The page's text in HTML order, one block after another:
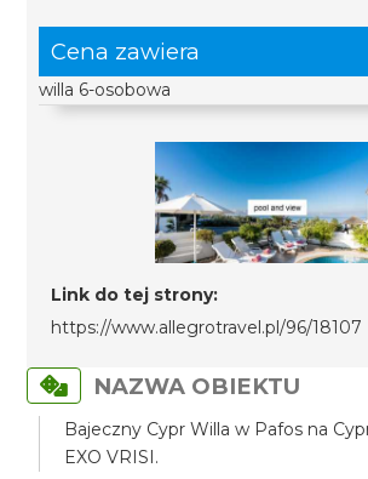
Cena zawiera
willa 6-osobowa
Link do tej strony:
https://www.allegrotravel.pl/96/18107
NAZWA OBIEKTU
Bajeczny Cypr Willa w Pafos na
EXO VRISI.